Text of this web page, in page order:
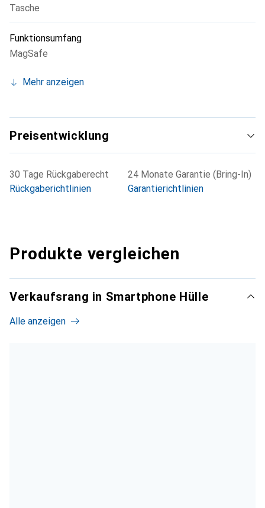
Tasche
Funktionsumfang
MagSafe
Mehr anzeigen
Preisentwicklung
30 Tage Rückgaberecht
Rückgaberichtlinien
24 Monate Garantie (Bring-In)
Garantierichtlinien
Produkte vergleichen
Verkaufsrang in Smartphone Hülle
Alle anzeigen